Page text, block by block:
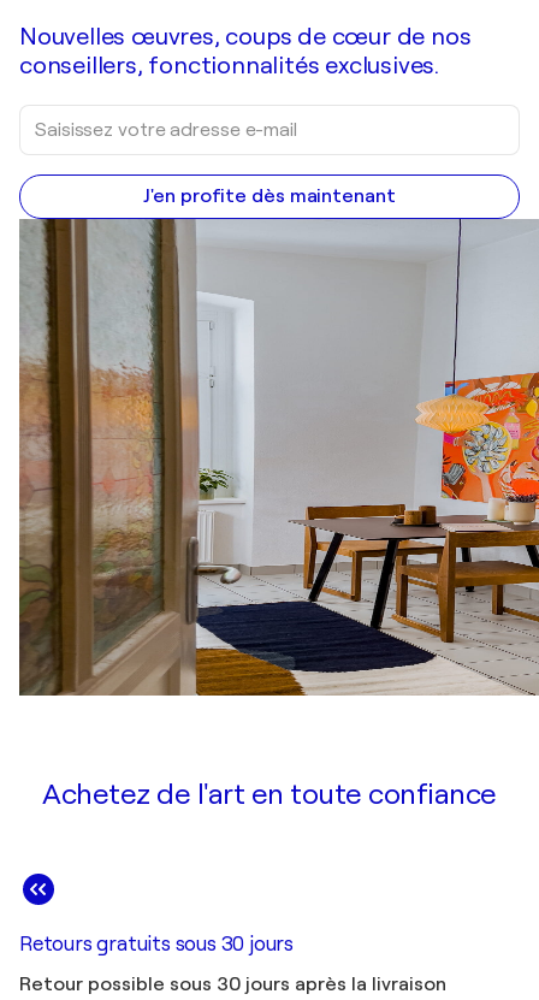
Nouvelles œuvres, coups de cœur de nos
conseillers, fonctionnalités exclusives.
J'en profite dès maintenant
Achetez de l'art en toute confiance
Retours gratuits sous 30 jours
Retour possible sous 30 jours après la livraison